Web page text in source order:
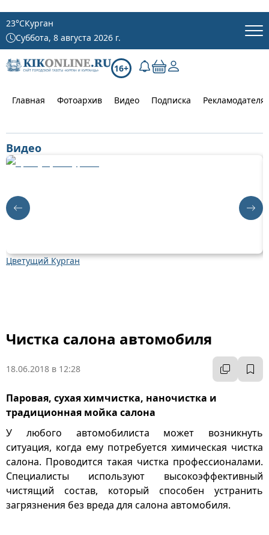
23°CКурган
Суббота, 8 августа 2026 г.
16+
Главная Фотоархив Видео Подписка
Видео
Цветущий Курган
Чистка салона автомобиля
18.06.2018 в 12:28
Паровая, сухая химчистка, наночистка и
традиционная мойка салона
У любого автомобилиста может возникнуть
ситуация, когда ему потребуется химическая чистка
салона. Проводится такая чистка профессионалами.
Специалисты используют высокоэффективный
чистящий состав, который способен устранить
загрязнения без вреда для салона автомобиля.